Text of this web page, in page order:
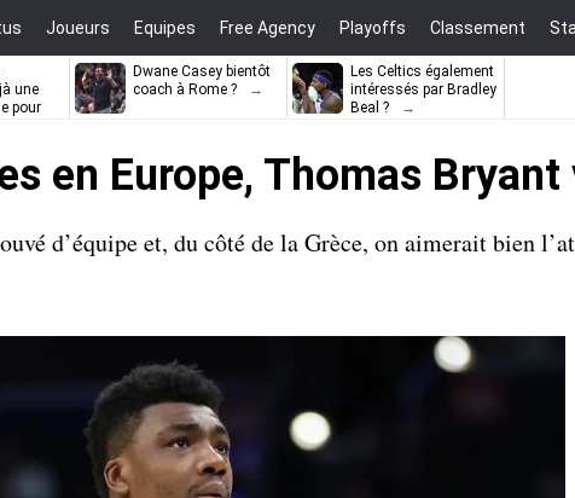
Joueurs Equipes Free Agency Playoffs Classement
une
pour
Dwane Casey bientôt
coach à Rome ?
Les Celtics également
intéressés par Bradley
Beal ?
en Europe, Thomas
d’équipe et, du côté de la Grèce, on aimerait bien